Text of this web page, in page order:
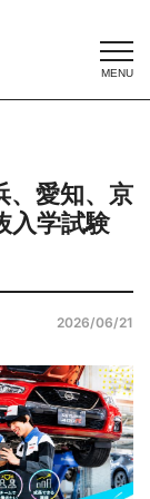
MENU
、愛知、京
入学試験
2026/06/21